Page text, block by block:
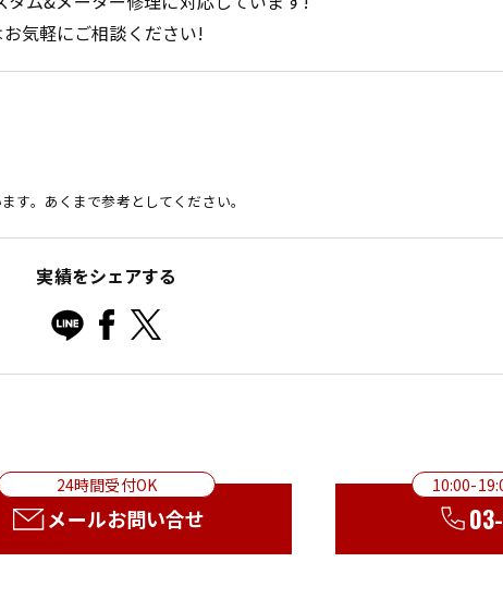
気軽にご相談ください!
。あくまで参考としてください。
実績をシェアする
24時間受付OK
メールお問い合せ
10:00-